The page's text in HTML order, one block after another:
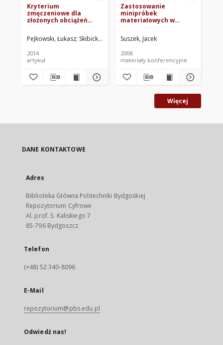
Kryterium
zmęczeniowe dla
złożonych obciążeń
przesunięciem
fazowym
Pejkowski, Łukasz Skibicki, Dariusz Mroziński, Stanisław. Red.
2014
artykuł
Zastosowanie
minipróbek
materiałowych w
zmęczenia - badanie
wpływu wielkości
Suszek, Jacek
2008
materiały konferencyjne
Więcej
DANE KONTAKTOWE
Adres
Biblioteka Główna Politechniki Bydgoskiej
Repozytorium Cyfrowe
Al. prof. S. Kaliskiego 7
85-796 Bydgoszcz
Telefon
(+48) 52 340-8096
E-Mail
repozytorium@pbs.edu.pl
Odwiedź nas!